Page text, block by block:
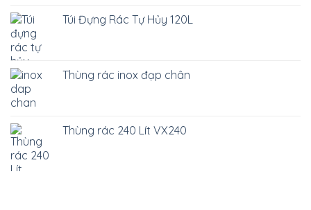
5 sao
Túi Đựng Rác Tự Hủy 120L
Thùng rác inox đạp chân
Thùng rác 240 Lít VX240